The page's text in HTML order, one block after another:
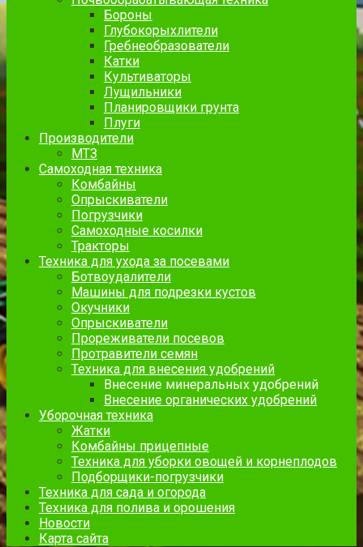
Бороны
Глубокорыхлители
Гребнеобразователи
Катки
Культиваторы
Лущильники
Планировщики грунта
Плуги
Производители
МТЗ
Самоходная техника
Комбайны
Опрыскиватели
Погрузчики
Самоходные косилки
Тракторы
Техника для ухода за посевами
Ботвоудалители
Машины для подрезки кустов
Окучники
Опрыскиватели
Прореживатели посевов
Протравители семян
Техника для внесения удобрений
Внесение минеральных удобрений
Внесение органических удобрений
Уборочная техника
Жатки
Комбайны прицепные
Техника для уборки овощей и корнеплодов
Подборщики-погрузчики
Техника для сада и огорода
Техника для полива и орошения
Новости
Карта сайта